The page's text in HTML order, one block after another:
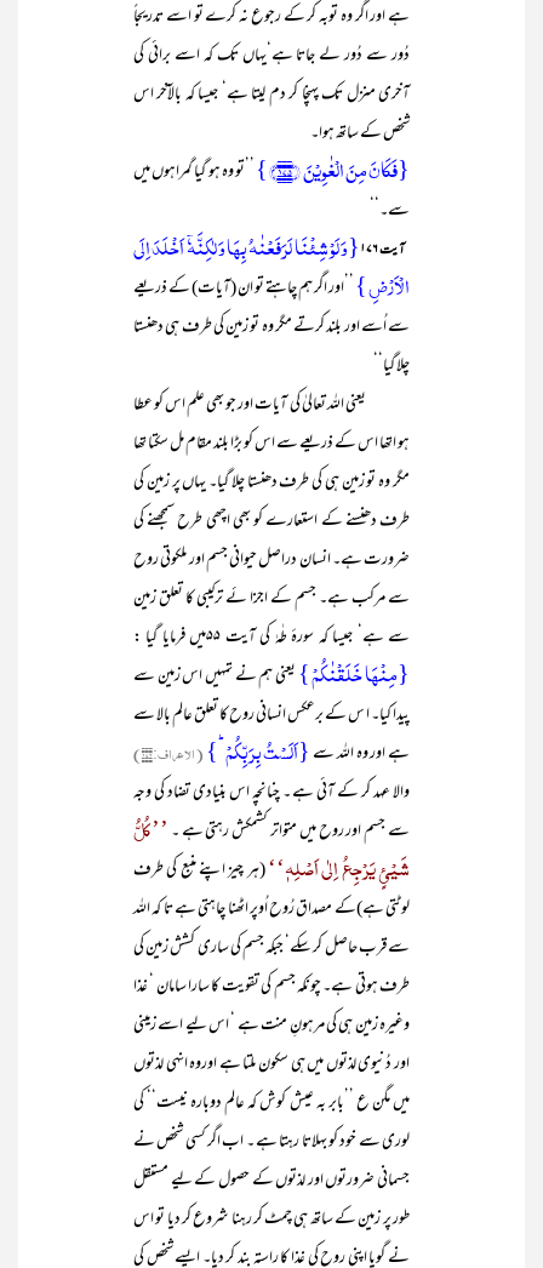
ہے اور اگر وہ توبہ کر کے رجوع نہ کرے تو اسے تدریجاً
دُور سے دُور لے جاتا ہے‘یہاں تک کہ اسے برائی کی
آخری منزل تک پہنچا کر دم لیتا ہے‘ جیسا کہ بالآخر اس
شخص کے ساتھ ہوا۔
{فَکَانَ مِنَ الۡغٰوِیۡنَ ﴿۱۷۵﴾ }
’’تو وہ ہو گیا گمراہوں میں
سے۔‘‘
آیت ۱۷۶
{وَ لَوۡ شِئۡنَا لَرَفَعۡنٰہُ بِہَا وَ لٰکِنَّہٗۤ اَخۡلَدَ اِلَی
الۡاَرۡضِ } ’’اور اگر ہم چاہتے تو ان (آیات) کے ذریعے
سے اُسے اور بلند کرتے مگر وہ تو زمین کی طرف ہی دھنستا
چلا گیا‘‘
یعنی اللہ تعالیٰ کی آیات اور جو بھی علم اس کو عطا
ہو اتھا اس کے ذریعے سے اس کو بڑا بلند مقام مل سکتا تھا
مگر وہ تو زمین ہی کی طرف دھنستا چلا گیا۔ یہاں پر زمین کی
طرف دھنسنے کے استعارے کو بھی اچھی طرح سمجھنے کی
ضرورت ہے۔ انسان دراصل حیوانی جسم اور ملکوتی روح
سے مرکب ہے۔ جسم کے اجزا ئے ترکیبی کا تعلق زمین
سے ہے‘ جیسا کہ سورۂ طٰہٰ کی آیت ۵۵میں فرمایا گیا :
{مِنۡہَا خَلَقۡنٰکُمۡ }یعنی ہم نے تمہیں اس زمین سے
پیدا کیا۔ ا س کے برعکس انسانی روح کا تعلق عالم بالا سے
ہے اور وہ اللہ سے{اَلَسۡتُ بِرَبِّکُمۡ ؕ}(الاعراف:۱۷۲)
والا عہد کر کے آئی ہے ۔ چنانچہ اس بنیادی تضاد کی وجہ
سے جسم اور روح میں متواتر کشمکش رہتی ہے ۔’’کُلُّ
شَیْئٍ یَرْجِعُ اِلٰی اَصْلِہٖ‘‘(ہر چیز اپنے منبع کی طرف
لوٹتی ہے)کے مصداق رُوح اُوپر اٹھنا چاہتی ہے تا کہ اللہ
سے قرب حاصل کر سکے‘ جبکہ جسم کی ساری کشش زمین کی
طرف ہوتی ہے۔ چونکہ جسم کی تقویت کا سارا سامان ‘ غذا
وغیرہ زمین ہی کی مرہونِ منت ہے ‘ اس لیے اسے زمینی
اور دُنیوی لذتوں میں ہی سکون ملتا ہے اوروہ انہی لذتوں
میں مگن ع ’’بابر بہ عیش کوش کہ عالم دوبارہ نیست‘‘ کی
لوری سے خود کو بہلاتا رہتا ہے ۔ اب اگر کسی شخص نے
جسمانی ضرورتوں اور لذتوں کے حصول کے لیے مستقل
طور پر زمین کے ساتھ ہی چمٹ کر رہنا شروع کر دیا تو اس
نے گویا اپنی روح کی غذا کا راستہ بند کر دیا۔ ایسے شخص کی